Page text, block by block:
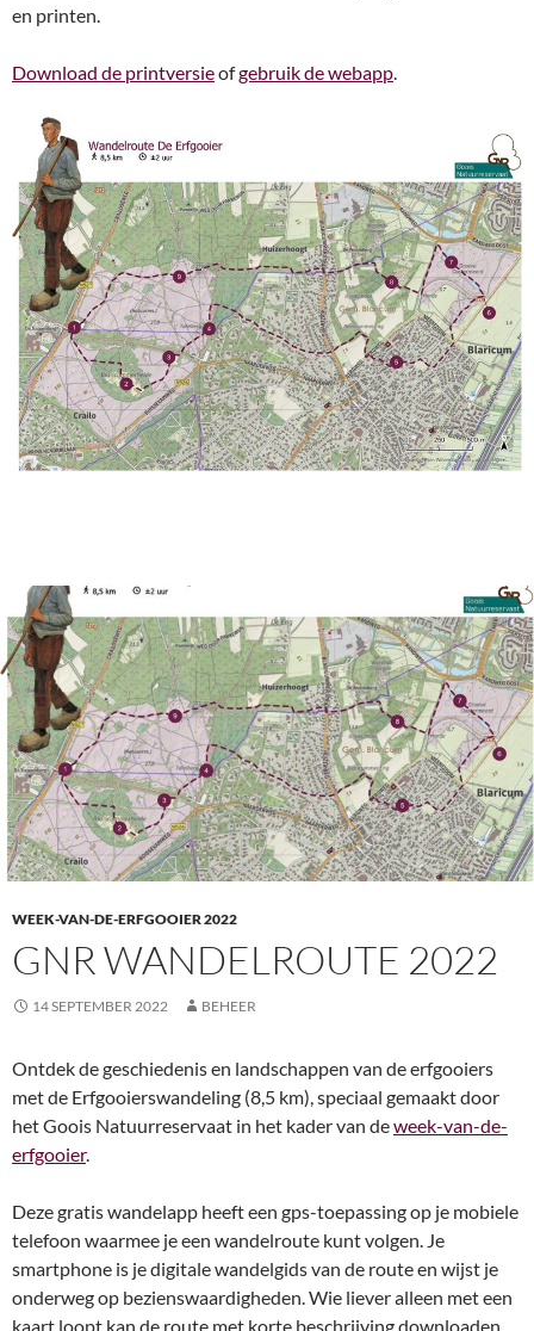
en printen.
Download de printversieofgebruik de webapp.
WEEK-VAN-DE-ERFGOOIER 2022
GNR WANDELROUTE 2022
14 SEPTEMBER 2022 BEHEER
Ontdek de geschiedenis en landschappen van de erfgooiers
met de Erfgooierswandeling (8,5 km), speciaal gemaakt door
het Goois Natuurreservaat in het kader van deweek-van-de-
erfgooier.
Deze gratis wandelapp heeft een gps-toepassing op je mobiele
telefoon waarmee je een wandelroute kunt volgen. Je
smartphone is je digitale wandelgids van de route en wijst je
onderweg op bezienswaardigheden. Wie liever alleen met een
kaart loopt kan de route met korte beschrijving downloaden